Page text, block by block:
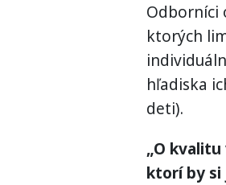
Odborníci
ktorých
hľadiska
deti).
„O
ktorí by si